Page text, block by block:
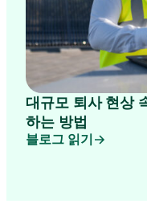
대규모 퇴사 현상
하는 방법
블로그 읽기